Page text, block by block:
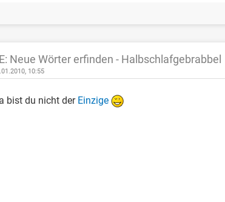
Neue Wörter erfinden - Halbschlafgebrabbel
10:55
bist du nicht der Einzige